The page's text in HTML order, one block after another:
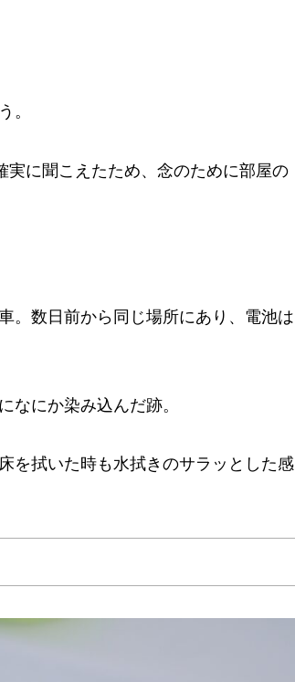
。
実に聞こえたため、念のために部屋の
。数日前から同じ場所にあり、電池は
なにか染み込んだ跡。
を拭いた時も水拭きのサラッとした感